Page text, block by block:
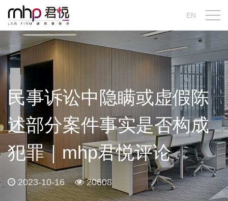
EN
民事诉讼中隐瞒或虚假陈
述部分案件事实是否构成
犯罪｜mhp君悦评论
2023-10-16 20608